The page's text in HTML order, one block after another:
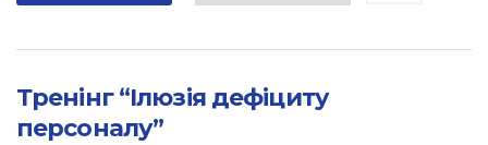
Тренінг “Ілюзія дефіциту
персоналу”